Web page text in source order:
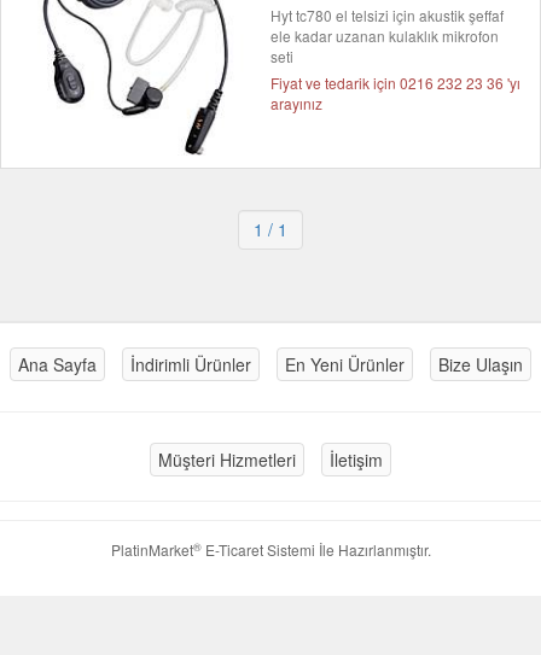
Hyt tc780 el telsizi için akustik şeffaf
ele kadar uzanan kulaklık mikrofon
seti
Fiyat ve tedarik için 0216 232 23 36 'yı
arayınız
1 / 1
Ana Sayfa İndirimli Ürünler En Yeni Ürünler Bize Ulaşın
Müşteri Hizmetleri İletişim
PlatinMarket®E-Ticaret Sistemi İle Hazırlanmıştır.